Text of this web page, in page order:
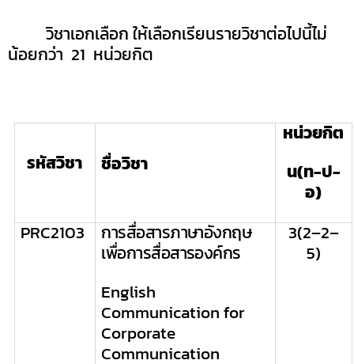
วิชาเอกเลือก ให้เลือกเรียนรายวิชาต่อไปนี้ไม่
น้อยกว่า 21 หน่วยกิต
รหัสวิชา ชื่อวิชา
หน่วยกิต
น(ท-ป-
อ)
PRC2103
การสื่อสารภาษาอังกฤษ
เพื่อการสื่อสารองค์กร
English
Communication for
Corporate
Communication
3(2–2–
5)